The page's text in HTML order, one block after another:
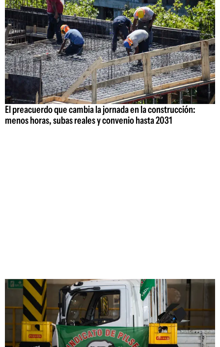
El preacuerdo que cambia la jornada en la construcción:
menos horas, subas reales y convenio hasta 2031